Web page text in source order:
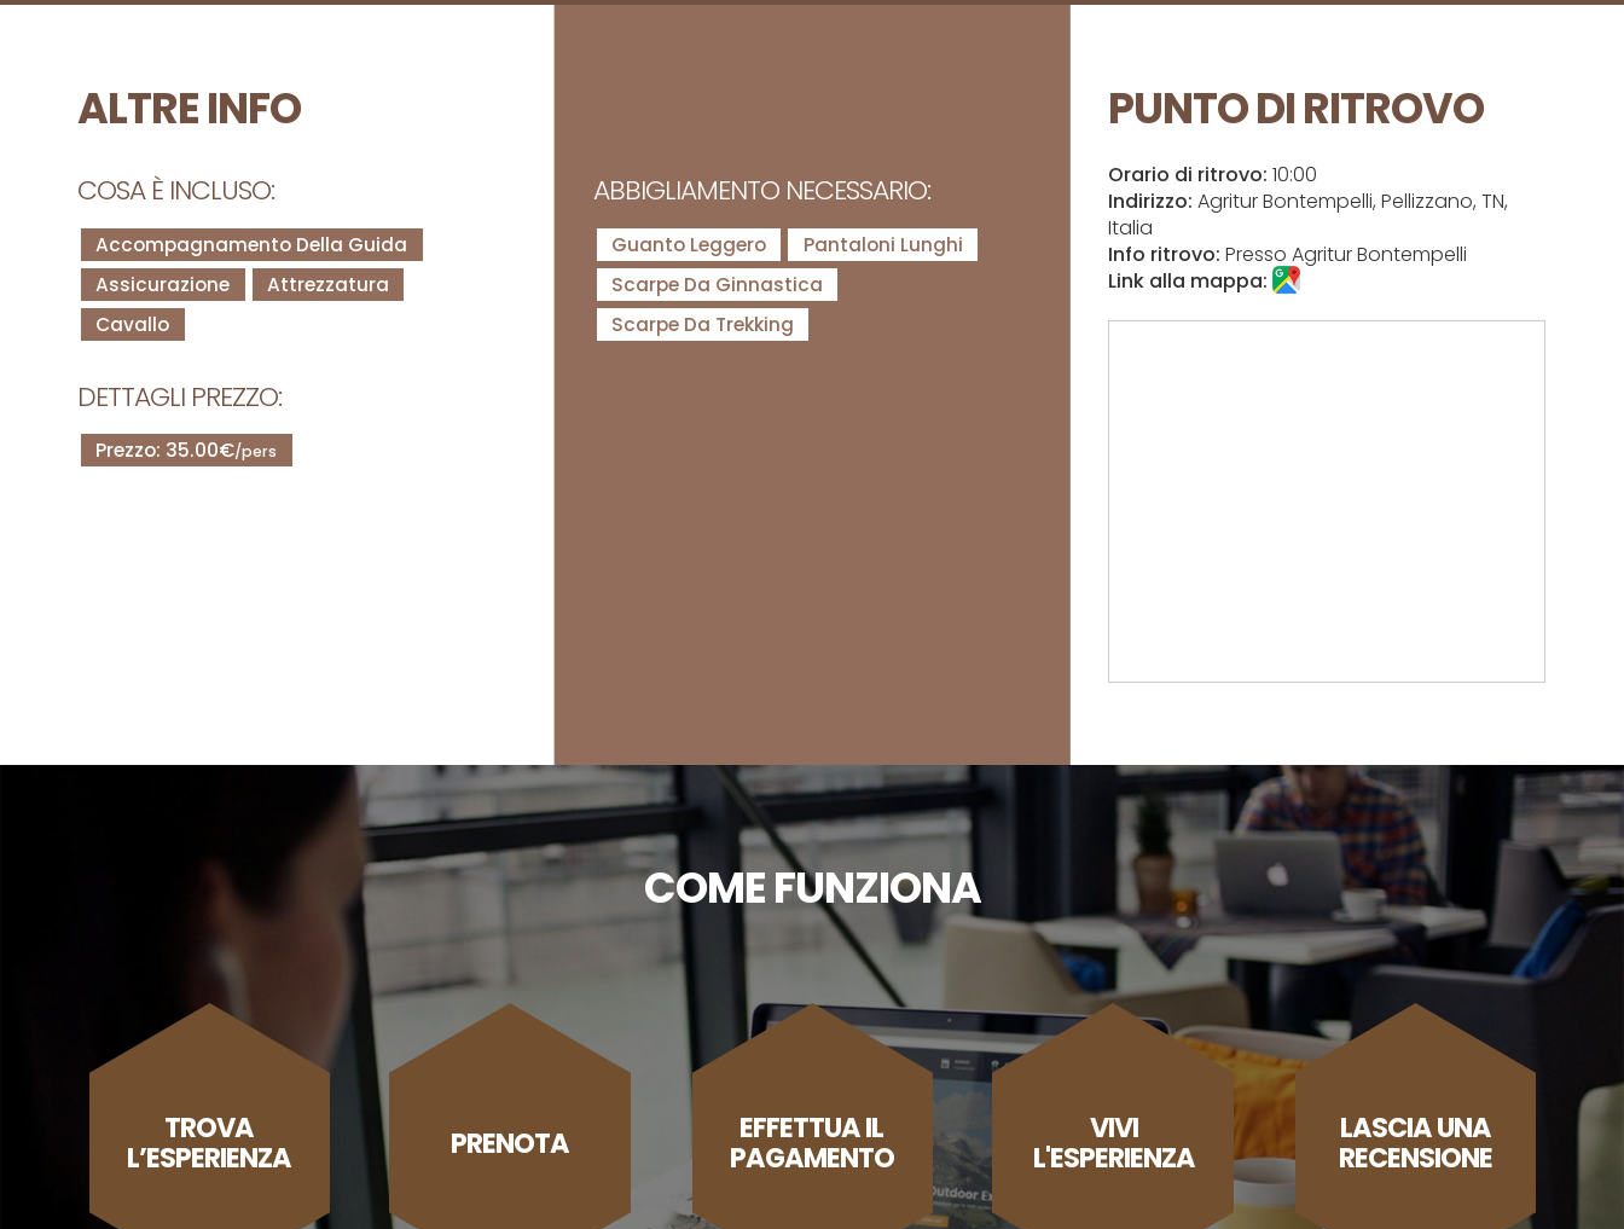
ALTRE INFO
COSA È INCLUSO:
Accompagnamento Della Guida
Assicurazione
Attrezzatura
Cavallo
DETTAGLI PREZZO:
Prezzo: 35.00€/pers
ABBIGLIAMENTO NECESSARIO:
Guanto Leggero
Pantaloni Lunghi
Scarpe Da Ginnastica
Scarpe Da Trekking
PUNTO DI RITROVO
Orario di ritrovo: 10:00
Indirizzo: Agritur Bontempelli, Pellizzano, TN,
Italia
Info ritrovo: Presso Agritur Bontempelli
Link alla mappa:
COME FUNZIONA
TROVA
L’ESPERIENZA PRENOTA EFFETTUA IL
PAGAMENTO
VIVI
L'ESPERIENZA
LASCIA UNA
RECENSIONE